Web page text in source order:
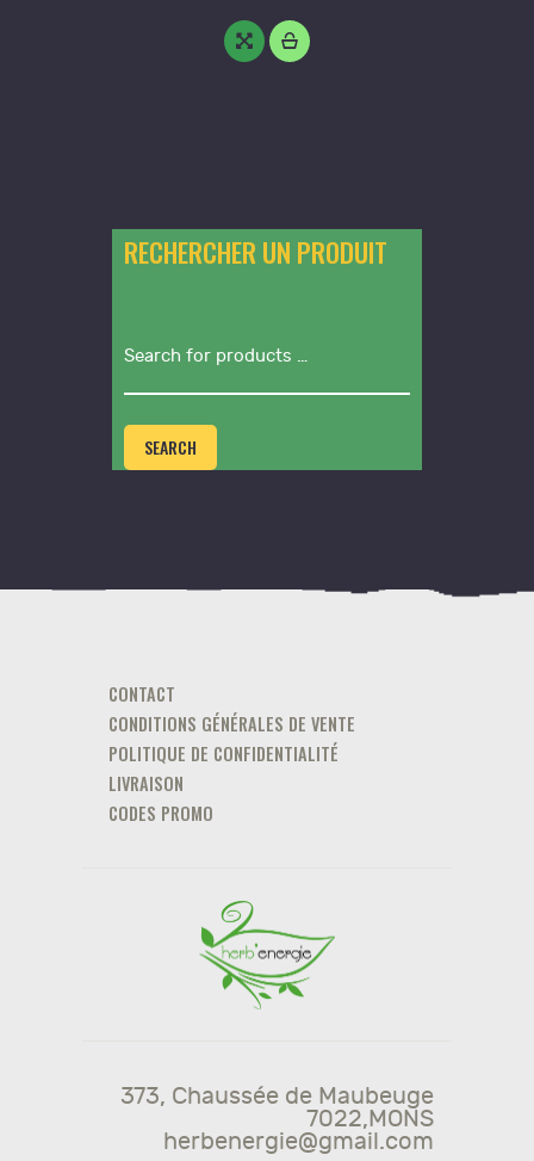
price
was:
.
.
RECHERCHER UN PRODUIT
SEARCH
CONTACT
CONDITIONS GÉNÉRALES DE VENTE
POLITIQUE DE CONFIDENTIALITÉ
LIVRAISON
CODES PROMO
373, Chaussée de Maubeuge
7022,MONS
herbenergie@gmail.com